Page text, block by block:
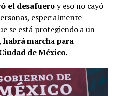
el desafueroy eso no cayó
especialmente
se está protegiendo a un
habrá marcha para
de México.